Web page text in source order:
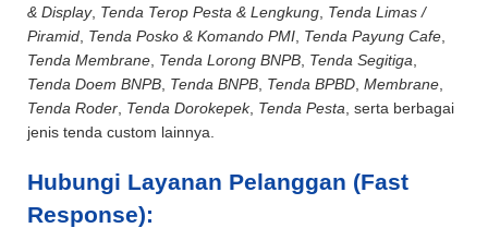
& Display, Tenda Terop Pesta & Lengkung Tenda Limas /
Piramid Tenda Posko & Komando PMI Tenda Payung Cafe
Tenda Membrane Tenda Lorong BNPB Tenda Segitiga
Tenda Doem BNPB Tenda BNPB Tenda BPBD Membrane
Tenda Roder Tenda Dorokepek, Tenda Pesta , serta berbagai
jenis tenda custom lainnya.
Hubungi Layanan Pelanggan (Fast
Response):